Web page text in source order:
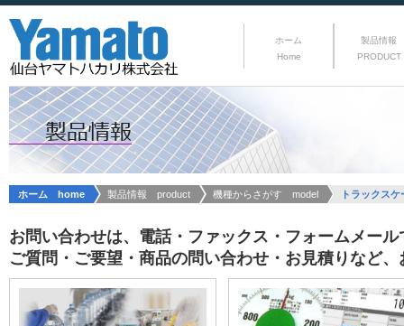
ホーム
Home
製品情報
PRODUCT
ホーム home 製品情報 product 機種からさがす model トラックス
お問い合わせは、電話・ファックス・フォームメー
ご質問・ご要望・商品の問い合わせ・お見積りなど